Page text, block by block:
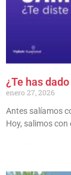
¿Te has
enero 27, 2026
Antes salíamos
Hoy, salimos con